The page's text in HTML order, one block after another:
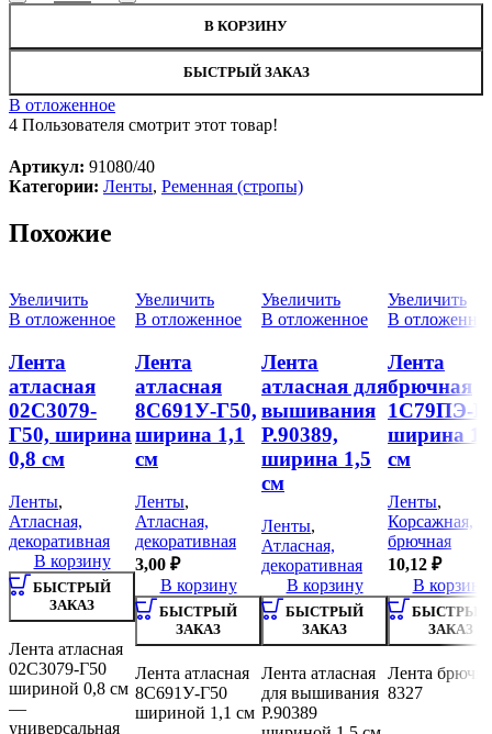
В КОРЗИНУ
БЫСТРЫЙ ЗАКАЗ
В отложенное
4 Пользователя смотрит этот товар!
Артикул: 91080/40
Категории: Ленты, Ременная (стропы)
Похожие
Увеличить
В отложенное
Лента
атласная
02С3079-
Г50, ширина
0,8 см
Ленты,
Атласная,
декоративная
В корзину
БЫСТРЫЙ
ЗАКАЗ
Лента атласная
02С3079-Г50
шириной 0,8 см
—
универсальная
Увеличить
В отложенное
Лента
атласная
8С691У-Г50,
ширина 1,1
см
Ленты,
Атласная,
декоративная
3,00 ₽
В корзину
БЫСТРЫЙ
ЗАКАЗ
Лента атласная
8С691У-Г50
шириной 1,1 см
Увеличить
В отложенное
Лента
атласная для
вышивания
Р.90389,
ширина 1,5
см
Ленты,
Атласная,
декоративная
В корзину
БЫСТРЫЙ
ЗАКАЗ
Лента атласная
для вышивания
Р.90389
Увеличить
В
Лента
брючная
1С79ПЭ-
ширина
см
Ленты,
Корсажная,
брючная
10,12 ₽
В корзину
БЫСТРЫЙ
ЗАКАЗ
Лента
8327